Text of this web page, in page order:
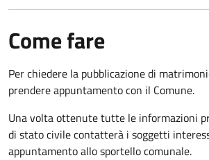
Come fare
Per chiedere la pubblicazione di
prendere appuntamento con il Comune.
Una volta ottenute tutte le informazioni
di stato civile contatterà i soggetti
appuntamento allo sportello comunale.